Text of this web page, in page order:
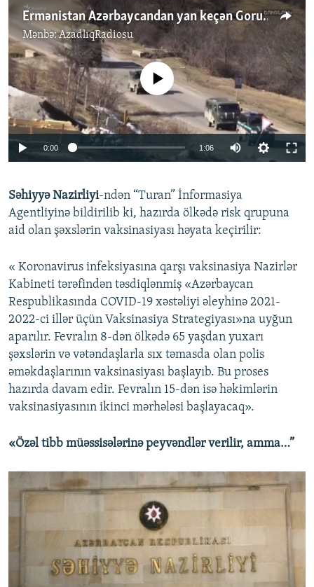
Ermənistan Azərbaycandan yan keçən Gorus-Qafan yolu çəkir
Mənbə:AzadlıqRadiosu
Auto 240p 360p 480p
No media source currently available
0:00 1:06 Auto
480p
1080p
Səhiyyə Nazirliyi-ndən “Turan” İnformasiya
Agentliyinə bildirilib ki, hazırda ölkədə risk qrupuna
aid olan şəxslərin vaksinasiyası həyata keçirilir:
« Koronavirus infeksiyasına qarşı vaksinasiya Nazirlər
Kabineti tərəfindən təsdiqlənmiş «Azərbaycan
Respublikasında COVID-19 xəstəliyi əleyhinə 2021-
2022-ci illər üçün Vaksinasiya Strategiyası»na uyğun
aparılır. Fevralın 8-dən ölkədə 65 yaşdan yuxarı
şəxslərin və vətəndaşlarla sıx təmasda olan polis
əməkdaşlarının vaksinasiyası başlayıb. Bu proses
hazırda davam edir. Fevralın 15-dən isə həkimlərin
vaksinasiyasının ikinci mərhələsi başlayacaq».
«Özəl tibb müəssisələrinə peyvəndlər verilir, amma…”